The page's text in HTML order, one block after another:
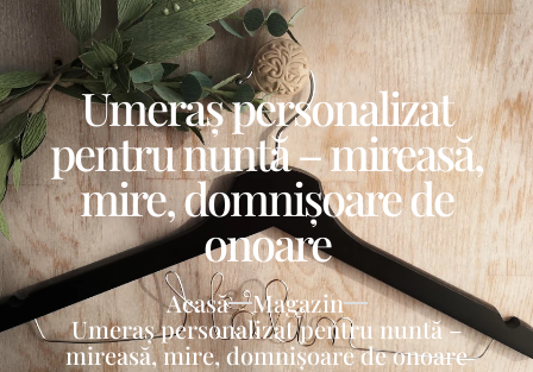
Umeraș personalizat
pentru nuntă – mireasă,
mire, domnișoare de
onoare
Acasă
Magazin
Umeraș personalizat pentru nuntă –
mireasă, mire, domnișoare de onoare